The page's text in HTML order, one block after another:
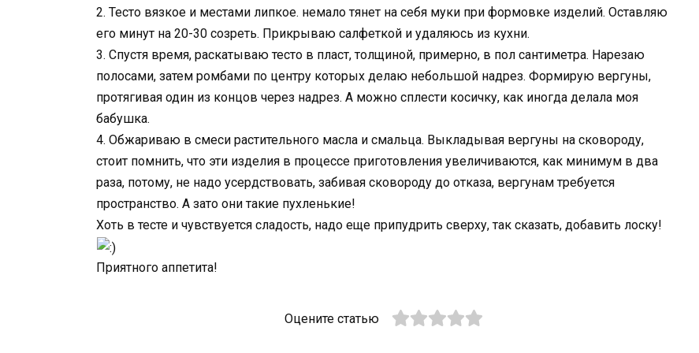
2. Тесто вязкое и местами липкое. немало тянет на себя муки при формовке изделий. Оставляю
его минут на 20-30 созреть. Прикрываю салфеткой и удаляюсь из кухни.
3. Спустя время, раскатываю тесто в пласт, толщиной, примерно, в пол сантиметра. Нарезаю
полосами, затем ромбами по центру которых делаю небольшой надрез. Формирую вергуны,
протягивая один из концов через надрез. А можно сплести косичку, как иногда делала моя
бабушка.
4. Обжариваю в смеси растительного масла и смальца. Выкладывая вергуны на сковороду,
стоит помнить, что эти изделия в процессе приготовления увеличиваются, как минимум в два
раза, потому, не надо усердствовать, забивая сковороду до отказа, вергунам требуется
пространство. А зато они такие пухленькие!
Хоть в тесте и чувствуется сладость, надо еще припудрить сверху, так сказать, добавить лоску!
Приятного аппетита!
Оцените статью